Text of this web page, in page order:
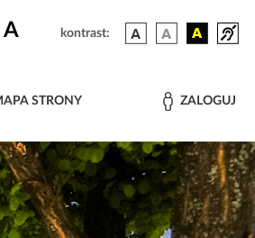
A kontrast:
STRONY ZALOGUJ